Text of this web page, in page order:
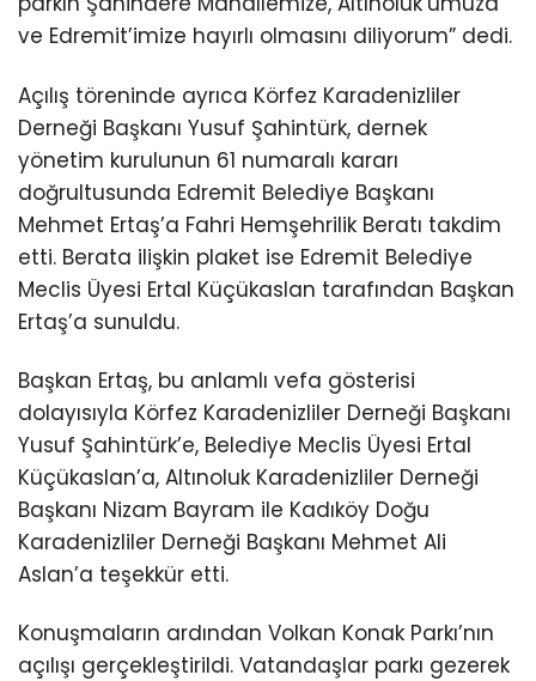
ve Edremit’imize hayırlı olmasını diliyorum” dedi.
Açılış töreninde ayrıca Körfez Karadenizliler
Derneği Başkanı Yusuf Şahintürk, dernek
yönetim kurulunun 61 numaralı kararı
doğrultusunda Edremit Belediye Başkanı
Mehmet Ertaş’a Fahri Hemşehrilik Beratı takdim
etti. Berata ilişkin plaket ise Edremit Belediye
Meclis Üyesi Ertal Küçükaslan tarafından Başkan
Ertaş’a sunuldu.
Başkan Ertaş, bu anlamlı vefa gösterisi
dolayısıyla Körfez Karadenizliler Derneği Başkanı
Yusuf Şahintürk’e, Belediye Meclis Üyesi Ertal
Küçükaslan’a, Altınoluk Karadenizliler Derneği
Başkanı Nizam Bayram ile Kadıköy Doğu
Karadenizliler Derneği Başkanı Mehmet Ali
Aslan’a teşekkür etti.
Konuşmaların ardından Volkan Konak Parkı’nın
açılışı gerçekleştirildi. Vatandaşlar parkı gezerek